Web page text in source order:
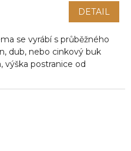
DETAIL
se vyrábí s průběžného
dub, nebo cinkový buk
výška postranice od